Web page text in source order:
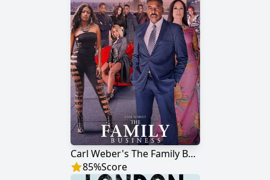
Carl Weber's The Family Business
85%Score